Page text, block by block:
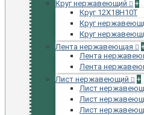
Круг нержавеющий
+
Круг 12Х18Н10Т
Круг
Круг
Лента нержавеющая
Лента
Лента
Лист нержавеющий
+
Лист
Лист
Лист